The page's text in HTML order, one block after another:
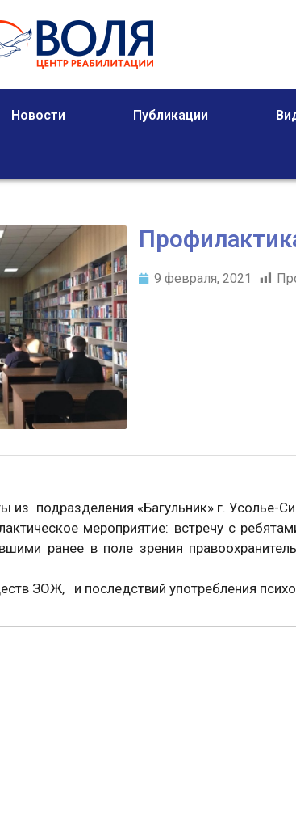
Новости Публикации
9 февраля, 2021
из подразделения «Багульник» г. Усолье-
мероприятие: встречу с
ранее в поле зрения
ЗОЖ, и последствий употребления